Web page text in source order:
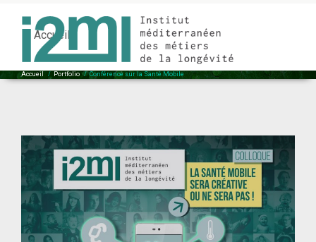
Accueil
Conférence sur la Santé Mobile
Accueil / Portfolio /Conférence sur la Santé Mobile